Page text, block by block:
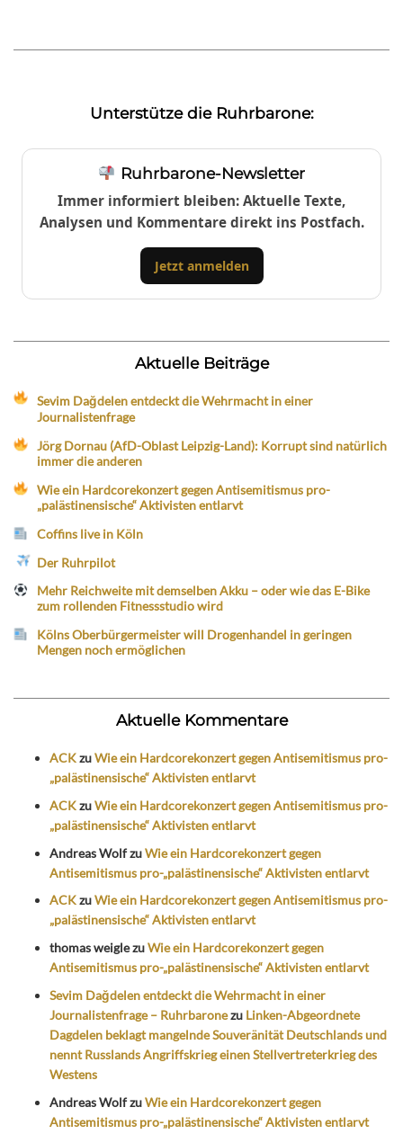
Unterstütze die Ruhrbarone:
Ruhrbarone-Newsletter
Immer informiert bleiben: Aktuelle Texte,
Analysen und Kommentare direkt ins Postfach.
Jetzt anmelden
Aktuelle Beiträge
Sevim Dağdelen entdeckt die Wehrmacht in einer
Journalistenfrage
Jörg Dornau (AfD-Oblast Leipzig-Land): Korrupt sind natürlich
immer die anderen
Wie ein Hardcorekonzert gegen Antisemitismus pro-
„palästinensische“ Aktivisten entlarvt
Coffins live in Köln
Der Ruhrpilot
Mehr Reichweite mit demselben Akku – oder wie das E-Bike
zum rollenden Fitnessstudio wird
Kölns Oberbürgermeister will Drogenhandel in geringen
Mengen noch ermöglichen
Aktuelle Kommentare
ACKzuWie ein Hardcorekonzert gegen Antisemitismus pro-
„palästinensische“ Aktivisten entlarvt
ACKzuWie ein Hardcorekonzert gegen Antisemitismus pro-
„palästinensische“ Aktivisten entlarvt
Andreas WolfzuWie ein Hardcorekonzert gegen
Antisemitismus pro-„palästinensische“ Aktivisten entlarvt
ACKzuWie ein Hardcorekonzert gegen Antisemitismus pro-
„palästinensische“ Aktivisten entlarvt
thomas weiglezuWie ein Hardcorekonzert gegen
Antisemitismus pro-„palästinensische“ Aktivisten entlarvt
Sevim Dağdelen entdeckt die Wehrmacht in einer
Journalistenfrage – Ruhrbaronezu Linken-Abgeordnete
Dagdelen beklagt mangelnde Souveränität Deutschlands und
nennt Russlands Angriffskrieg einen Stellvertreterkrieg des
Westens
Andreas WolfzuWie ein Hardcorekonzert gegen
Antisemitismus pro-„palästinensische“ Aktivisten entlarvt